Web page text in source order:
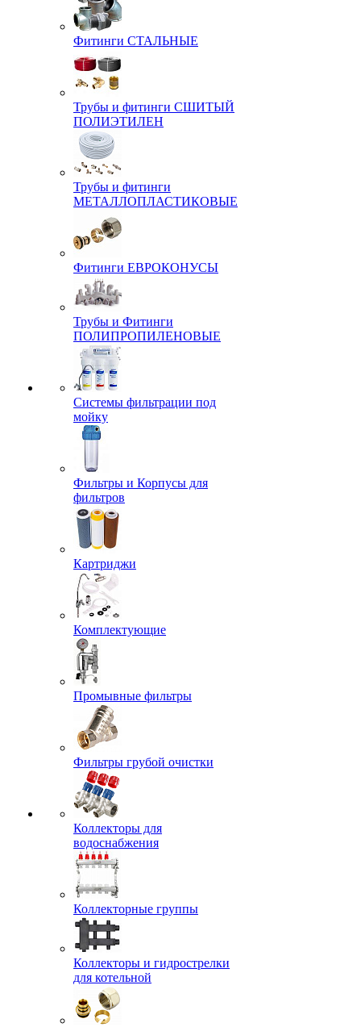
Фитинги СТАЛЬНЫЕ
Трубы и фитинги СШИТЫЙ
ПОЛИЭТИЛЕН
Трубы и фитинги
МЕТАЛЛОПЛАСТИКОВЫЕ
Фитинги ЕВРОКОНУСЫ
Трубы и Фитинги
ПОЛИПРОПИЛЕНОВЫЕ
Системы фильтрации под
мойку
Фильтры и Корпусы для
фильтров
Картриджи
Комплектующие
Промывные фильтры
Фильтры грубой очистки
Коллекторы для
водоснабжения
Коллекторные группы
Коллекторы и гидрострелки
для котельной